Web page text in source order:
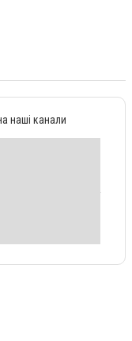
наші канали